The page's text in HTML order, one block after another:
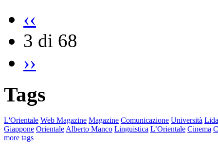
‹‹
3 di 68
››
Tags
L'Orientale Web Magazine Magazine Comunicazione Università
Giappone Orientale Alberto Manco Linguistica L’Orientale Cinema
more tags